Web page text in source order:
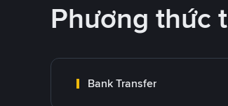
Phương thức
Bank Transfer